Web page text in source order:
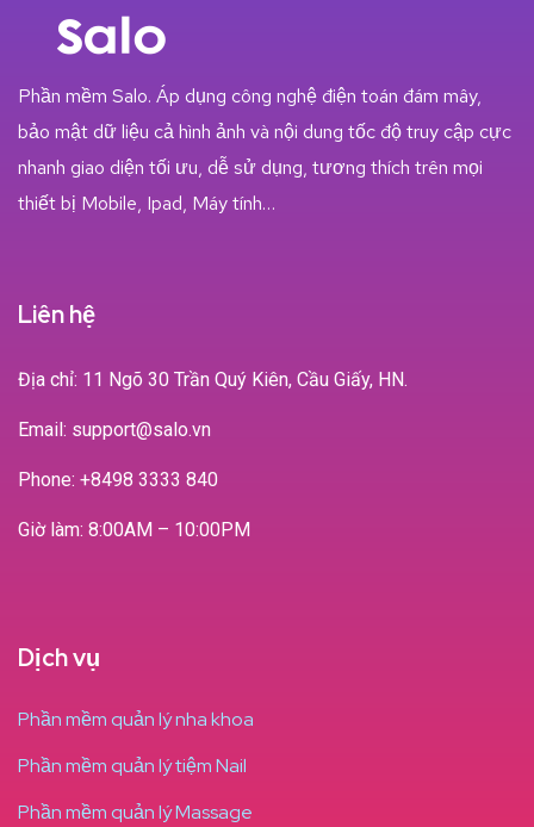
Phần mềm Salo. Áp dụng công nghệ điện toán đám mây,
bảo mật dữ liệu cả hình ảnh và nội dung tốc độ truy cập cực
nhanh giao diện tối ưu, dễ sử dụng, tương thích trên mọi
thiết bị Mobile, Ipad, Máy tính…
Liên hệ
Địa chỉ: 11 Ngõ 30 Trần Quý Kiên, Cầu Giấy, HN.
Email: support@salo.vn
Phone: +8498 3333 840
Giờ làm: 8:00AM – 10:00PM
Dịch vụ
Phần mềm quản lý nha khoa
Phần mềm quản lý tiệm Nail
Phần mềm quản lý Massage